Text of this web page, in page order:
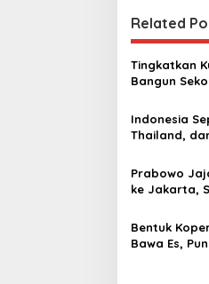
n
a
v
g
a
t
i
o
n
Related
Tingkatkan
Bangun
Indonesia
Thailand,
Prabowo
ke Jakarta,
Bentuk
Bawa Es,